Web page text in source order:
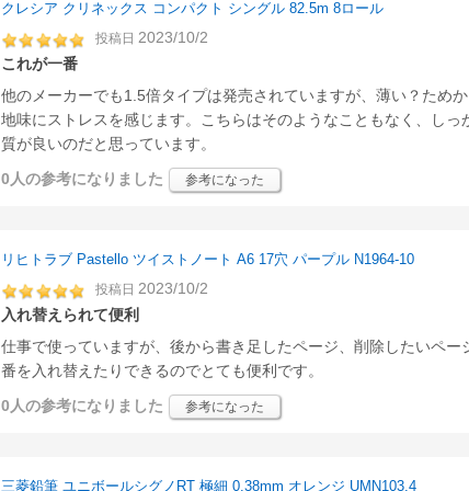
クレシア クリネックス コンパクト シングル 82.5m 8ロール
投稿日 2023/10/2
これが一番
他のメーカーでも1.5倍タイプは発売されていますが、薄い？ため
地味にストレスを感じます。こちらはそのようなこともなく、し
質が良いのだと思っています。
0人の参考になりました 参考になった
リヒトラブ Pastello ツイストノート A6 17穴 パープル N1964-10
投稿日 2023/10/2
入れ替えられて便利
仕事で使っていますが、後から書き足したページ、削除したいペ
番を入れ替えたりできるのでとても便利です。
0人の参考になりました 参考になった
三菱鉛筆 ユニボールシグノRT 極細 0.38mm オレンジ UMN103.4